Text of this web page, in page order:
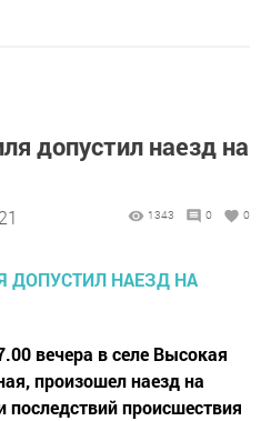
допустил наезд на
1343 0 0
вечера в селе Высокая
произошел наезд на
последствий происшествия